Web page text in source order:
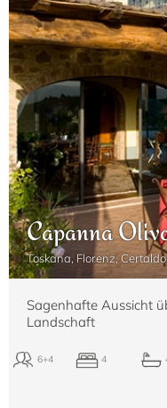
Capanna
Toskana, Florenz, Certaldo
Sagenhafte Aussicht
Landschaft